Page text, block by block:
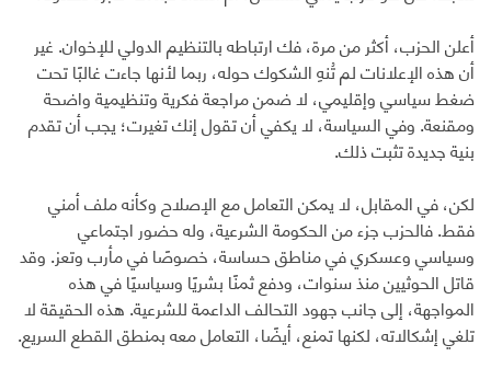
أعلن الحزب، أكثر من مرة، فك ارتباطه بالتنظيم الدولي للإخوان. غير
أن هذه الإعلانات لم تُنهِ الشكوك حوله، ربما لأنها جاءت غالبًا تحت
ضغط سياسي وإقليمي، لا ضمن مراجعة فكرية وتنظيمية واضحة
ومقنعة. وفي السياسة، لا يكفي أن تقول إنك تغيرت؛ يجب أن تقدم
بنية جديدة تثبت ذلك.
لكن، في المقابل، لا يمكن التعامل مع الإصلاح وكأنه ملف أمني
فقط. فالحزب جزء من الحكومة الشرعية، وله حضور اجتماعي
وسياسي وعسكري في مناطق حساسة، خصوصًا في مأرب وتعز. وقد
قاتل الحوثيين منذ سنوات، ودفع ثمنًا بشريًا وسياسيًا في هذه
المواجهة، إلى جانب جهود التحالف الداعمة للشرعية. هذه الحقيقة لا
تلغي إشكالاته، لكنها تمنع، أيضًا، التعامل معه بمنطق القطع السريع.